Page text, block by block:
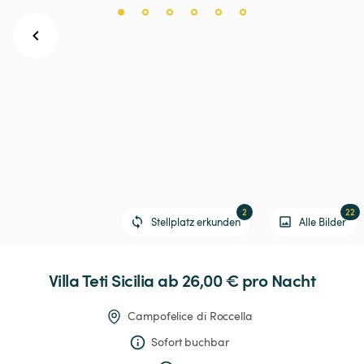
Alle Bilder
22
Stellplatz erkunden
2
VillaTetiSicilia ab 26,00 € pro Nacht
Campofelice di Roccella
Sofort buchbar